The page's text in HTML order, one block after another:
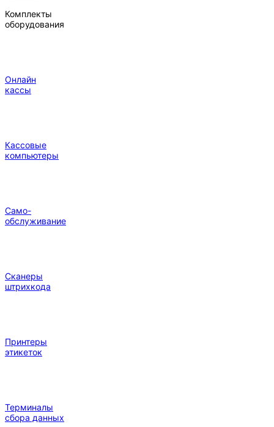
Комплекты
оборудования
Онлайн
кассы
Кассовые
компьютеры
Само-
обслуживание
Сканеры
штрихкода
Принтеры
этикеток
Терминалы
сбора данных